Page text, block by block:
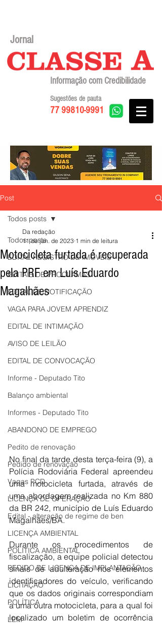
Jornal
Informação com Credibilidade
77 99810-9991
Sugestões de pauta
Post
Todos posts
EDITAL REGISTRO DE IMÓVEIS
EDITAIS DE PROCLAMAS
EDITAL DE NOTIFICAÇÃO
VAGA PARA JOVEM APRENDIZ
EDITAL DE INTIMAÇÃO
AVISO DE LEILÃO
EDITAL DE CONVOCAÇÃO
Informe - Deputado Tito
Balanço ambiental
Informes - Deputado Tito
ABANDONO DE EMPREGO
Pedito de renovação
Pedido de renovação
Vagas PCD
LICENÇA DE OPERAÇÃO
Edital - alteração de regime de ben
LICENÇA AMBIENTAL
POLÍTICA AMBIENTAL
PEDIDO DE LICENÇA DE IMPLANTAÇÃO
LICITAÇÃO
POLÍTICA
LEM
Todos posts
Motocicleta furtada é recuperada
pela PRF em Luís Eduardo
Magalhães
Da redação
11 de jan. de 2023 1 min de leitura
No final da tarde desta terça-feira (9), a
Polícia Rodoviária Federal apreendeu
uma motocicleta furtada, através de
uma abordagem realizada no Km 880
da BR 242, município de Luís Eduardo
Magalhães/BA.
Durante os procedimentos de
fiscalização, a equipe policial detectou
sinais de adulteração nos elementos
identificadores do veículo, verificando
que os dados originais correspondiam
a uma outra motocicleta, para a qual foi
localizado um boletim de ocorrência